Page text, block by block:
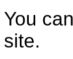
You
site.